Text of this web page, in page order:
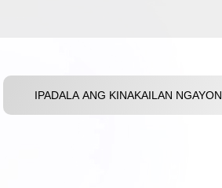
IPADALA ANG KINAKAILAN NGAYON